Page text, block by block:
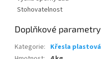
Stohovatelnost
Doplňkové parametry
Kategorie: Křesla plastová